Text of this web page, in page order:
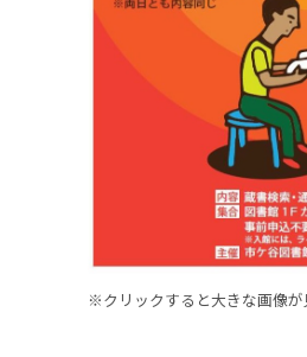
※クリックすると大きな画像が